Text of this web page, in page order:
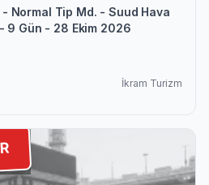
- Normal Tip Md. - Suud Hava
9 Gün - 28 Ekim 2026
İkram Turizm